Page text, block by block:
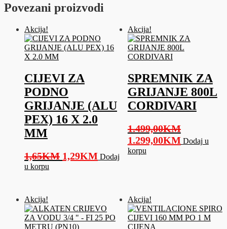
Povezani proizvodi
Akcija!
CIJEVI ZA
PODNO
GRIJANJE (ALU
PEX) 16 X 2.0
MM
1,65KM Original
1,29KMCurrent
Dodaj
u korpu
Akcija!
SPREMNIK ZA
GRIJANJE 800L
CORDIVARI
1.499,00KM
Original
price
1.299,00KMCurrent
Dodaj u
korpu
Akcija! Akcija!